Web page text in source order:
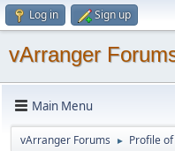
Log in Sign up
vArranger
Main Menu
vArranger Forums ► Profile of